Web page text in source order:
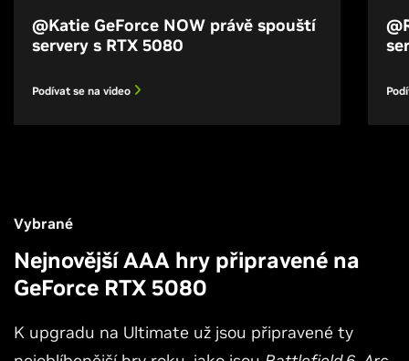
@Katie GeForce NOW právě spouští
servery s RTX 5080
Podívat se na video
Vybrané
Nejnovější AAA hry připravené na
GeForce RTX 5080
K upgradu na Ultimate už jsou připravené ty